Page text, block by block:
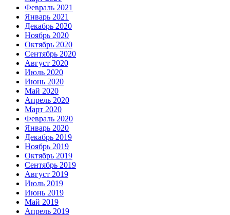
Февраль 2021
Январь 2021
Декабрь 2020
Ноябрь 2020
Октябрь 2020
Сентябрь 2020
Август 2020
Июль 2020
Июнь 2020
Май 2020
Апрель 2020
Март 2020
Февраль 2020
Январь 2020
Декабрь 2019
Ноябрь 2019
Октябрь 2019
Сентябрь 2019
Август 2019
Июль 2019
Июнь 2019
Май 2019
Апрель 2019